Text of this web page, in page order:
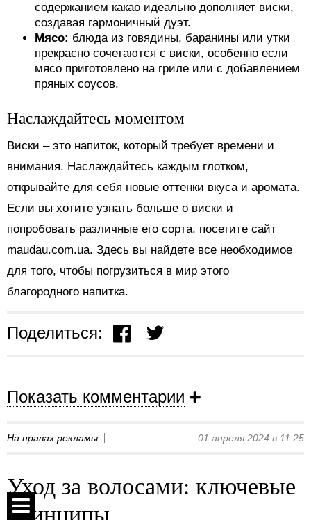
содержанием какао идеально дополняет виски,
создавая гармоничный дуэт.
Мясо: блюда из говядины, баранины или утки
прекрасно сочетаются с виски, особенно если
мясо приготовлено на гриле или с добавлением
пряных соусов.
Наслаждайтесь моментом
Виски – это напиток, который требует времени и
внимания. Наслаждайтесь каждым глотком,
открывайте для себя новые оттенки вкуса и аромата.
Если вы хотите узнать больше о виски и
попробовать различные его сорта, посетите сайт
maudau.com.ua. Здесь вы найдете все необходимое
для того, чтобы погрузиться в мир этого
благородного напитка.
Поделиться:
Показать комментарии
На правах рекламы 01 апреля 2024 в 11:25
Уход за волосами: ключевые
принципы